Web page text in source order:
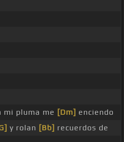
mi pluma me [Dm] enciendo
y rolan [Bb] recuerdos de